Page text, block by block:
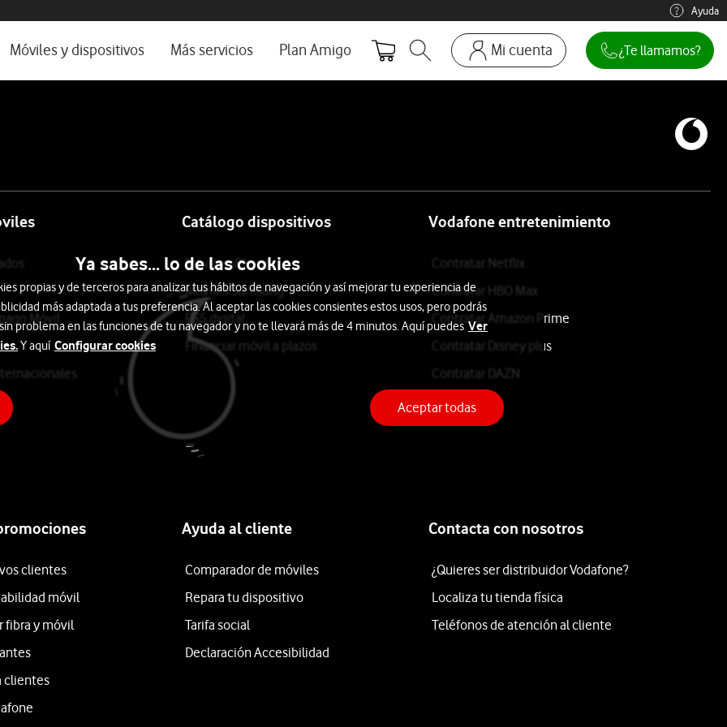
ayuda e idioma Ayuda
Móviles y dispositivos Más servicios Plan Amigo
Abrir buscador. Abre en ventana modal
Mi cuenta
Ir a la pagina acceso clientes. Abre en
Recargas
¿Te llamamos?
Móvil
Catálogo dispositivos
Móviles iPhone
Móviles Samsung
PS5 digital
Financiar móvil a plazos
Vodafone entretenimiento
Contratar Netflix
Contratar HBO Max
Contratar Amazon Prime
Contratar Disney plus
Contratar DAZN
clientes
móvil
fibra y móvil
clientes
Ayuda al cliente
Comparador de móviles
Repara tu dispositivo
Tarifa social
Declaración Accesibilidad
Contacta con nosotros
¿Quieres ser distribuidor Vodafone?
Localiza tu tienda física
Teléfonos de atención al cliente
Ya sabes... lo de las cookies
propias y de terceros para analizar tus hábitos de navegación y así mejorar tu experiencia de
más adaptada a tus preferencia. Al aceptar las cookies consientes estos usos, pero podrás
problema en las funciones de tu navegador y no te llevará más de 4 minutos. Aquí puedes Ver
Y aquí Configurar cookies
Aceptar todas